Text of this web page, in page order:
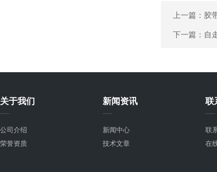
上一篇： 胶
下一篇： 自
关于我们
公司介绍
荣誉资质
新闻资讯
新闻中心
技术文章
联
联
在